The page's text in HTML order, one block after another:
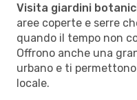
Visita giardini
aree coperte e serre
quando il tempo non
Offrono anche una
urbano e ti
locale.